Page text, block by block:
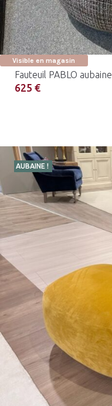
Visible en magasin
Fauteuil PABLO aubaine
625 €
AUBAINE !